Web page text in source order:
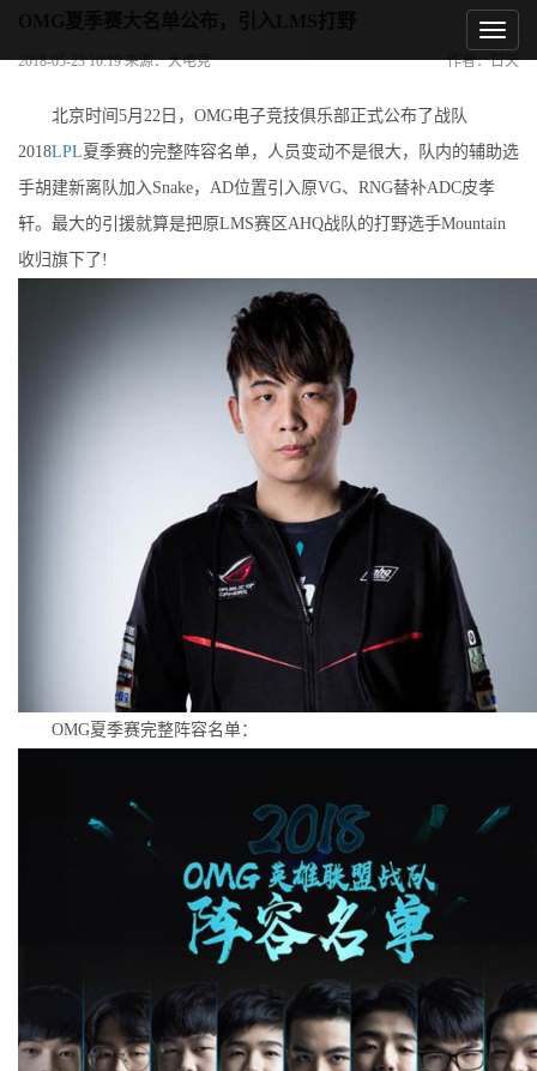
2018-05-23 10:19 来源：大电竞 作者：日天
北京时间5月22日，OMG电子竞技俱乐部正式公布了战队
2018LPL夏季赛的完整阵容名单，人员变动不是很大，队内的辅助选
手胡建新离队加入Snake，AD位置引入原VG、RNG替补ADC皮孝
轩。最大的引援就算是把原LMS赛区AHQ战队的打野选手Mountain
收归旗下了!
OMG夏季赛完整阵容名单：